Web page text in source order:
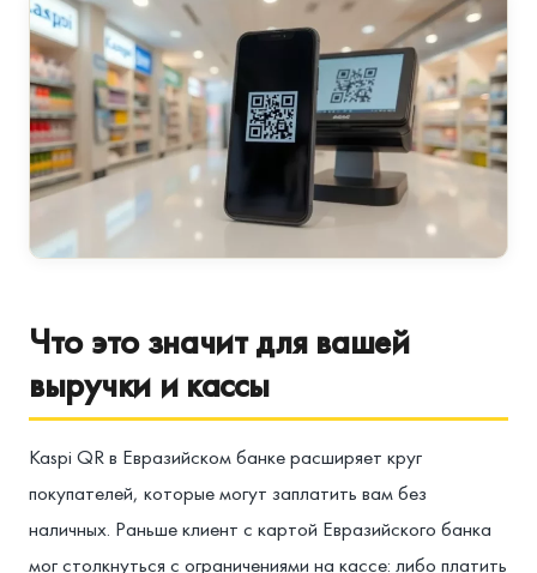
Что это значит для вашей
выручки и кассы
Kaspi QR в Евразийском банке расширяет круг
покупателей, которые могут заплатить вам без
наличных. Раньше клиент с картой Евразийского банка
мог столкнуться с ограничениями на кассе: либо платить